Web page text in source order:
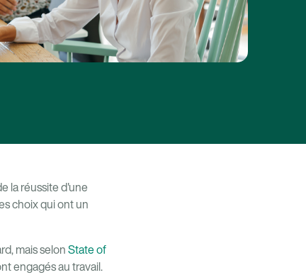
la réussite d'une
choix qui ont un
mais selon State of
engagés au travail.